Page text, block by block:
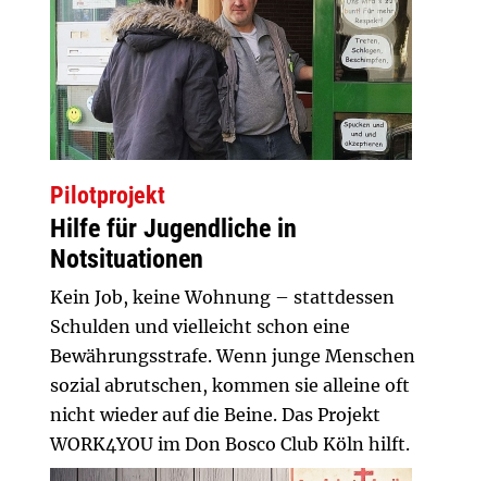
Pilotprojekt
Hilfe für Jugendliche in
Notsituationen
Kein Job, keine Wohnung – stattdessen
Schulden und vielleicht schon eine
Bewährungsstrafe. Wenn junge Menschen
sozial abrutschen, kommen sie alleine oft
nicht wieder auf die Beine. Das Projekt
WORK4YOU im Don Bosco Club Köln hilft.